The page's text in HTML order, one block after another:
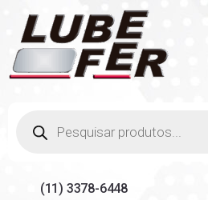
(11) 3378-6448